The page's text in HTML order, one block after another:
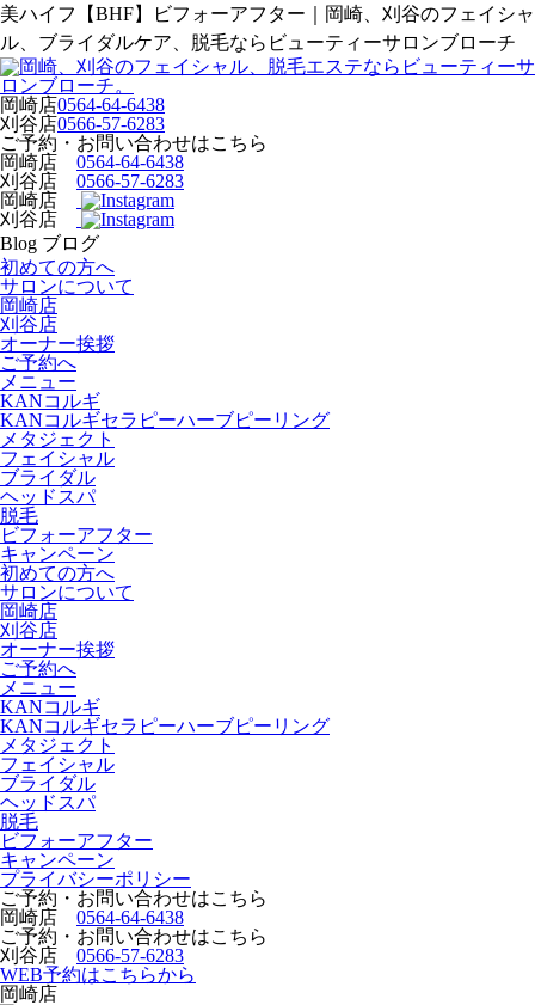
美ハイフ【BHF】ビフォーアフター｜岡崎、刈谷のフェイシャ
ル、ブライダルケア、脱毛ならビューティーサロンブローチ
岡崎店0564-64-6438
刈谷店0566-57-6283
ご予約・お問い合わせはこちら
岡崎店 0564-64-6438
刈谷店 0566-57-6283
岡崎店
刈谷店
Blog ブログ
初めての方へ
サロンについて
岡崎店
刈谷店
オーナー挨拶
ご予約へ
メニュー
KANコルギ
KANコルギセラピーハーブピーリング
メタジェクト
フェイシャル
ブライダル
ヘッドスパ
脱毛
ビフォーアフター
キャンペーン
初めての方へ
サロンについて
岡崎店
刈谷店
オーナー挨拶
ご予約へ
メニュー
KANコルギ
KANコルギセラピーハーブピーリング
メタジェクト
フェイシャル
ブライダル
ヘッドスパ
脱毛
ビフォーアフター
キャンペーン
プライバシーポリシー
ご予約・お問い合わせはこちら
岡崎店
0564-64-6438
ご予約・お問い合わせはこちら
刈谷店
0566-57-6283
WEB予約はこちらから
岡崎店